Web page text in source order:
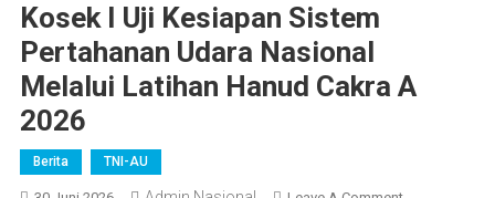
Kosek I Uji Kesiapan Sistem
Pertahanan Udara Nasional
Melalui Latihan Hanud Cakra A
2026
Berita TNI-AU